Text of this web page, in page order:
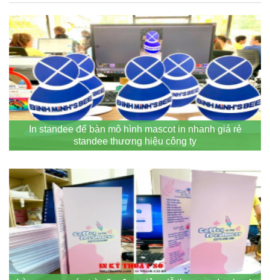
In standee để bàn mô hình mascot in nhanh giá rẻ
standee thương hiệu công ty